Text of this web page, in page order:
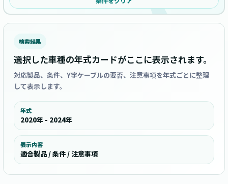
検索結果
選択した車種の年式カードがここに表示されます。
対応製品、条件、Y字ケーブルの要否、注意事項を年式ごとに整理
して表示します。
年式
2020年 - 2024年
表示内容
適合製品 / 条件 / 注意事項